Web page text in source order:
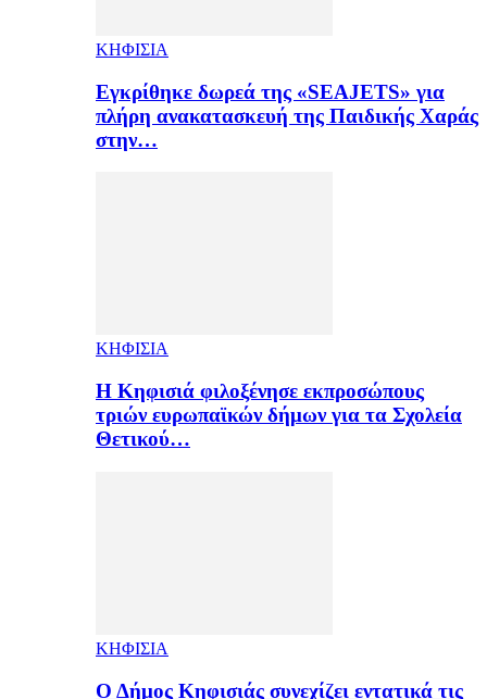
ΚΗΦΙΣΙΑ
Εγκρίθηκε δωρεά της «SEAJETS» για
πλήρη ανακατασκευή της Παιδικής Χαράς
στην…
ΚΗΦΙΣΙΑ
H Κηφισιά φιλοξένησε εκπροσώπους
τριών ευρωπαϊκών δήμων για τα Σχολεία
Θετικού…
ΚΗΦΙΣΙΑ
Ο Δήμος Κηφισιάς συνεχίζει εντατικά τις